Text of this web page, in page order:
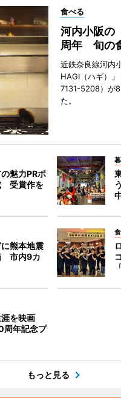
食べる
河内小阪の
周年 旬の
近鉄奈良線河内
HAGI（ハギ）
7131-5208）が8
た。
魅力PRポ
受賞作を
熊本地震
市内9カ
を映画
年記念プ
もっと見る